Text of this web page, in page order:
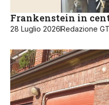
Frankenstein in
28 Luglio 2026Redazione GT